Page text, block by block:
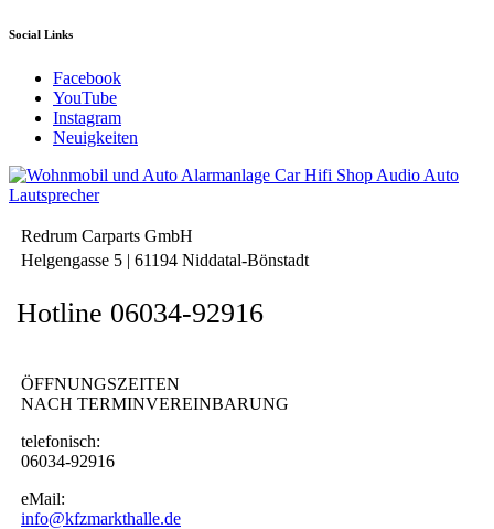
Social Links
Facebook
YouTube
Instagram
Neuigkeiten
Redrum Carparts GmbH
Helgengasse 5 | 61194 Niddatal-Bönstadt
Hotline 06034-92916
ÖFFNUNGSZEITEN
NACH TERMINVEREINBARUNG
telefonisch:
06034-92916
eMail:
info@kfzmarkthalle.de